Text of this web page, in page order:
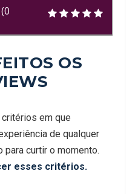
(0
OS
em que
de qualquer
para curtir o momento.
esses critérios.